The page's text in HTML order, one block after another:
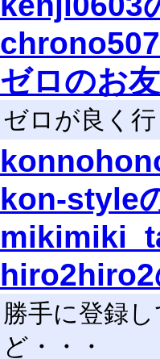
ゼロのお
ゼロが良く
kon-style
hiro2hiro2
勝手に登録
ど・・・